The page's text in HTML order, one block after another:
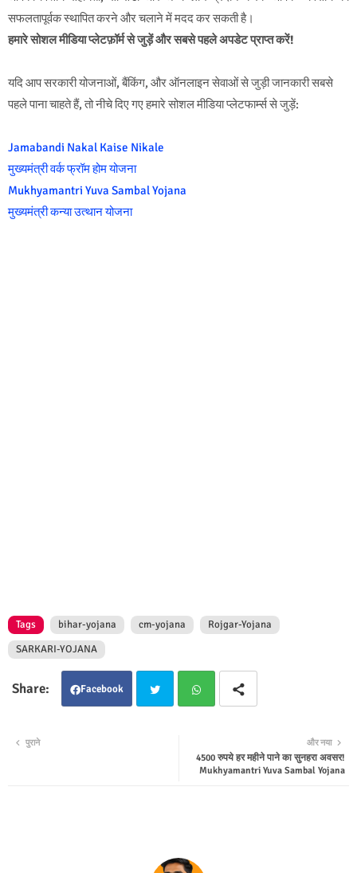
सफलतापूर्वक स्थापित करने और चलाने में मदद कर सकती है।
हमारे सोशल मीडिया प्लेटफ़ॉर्म से जुड़ें और सबसे पहले अपडेट प्राप्त करें!
यदि आप सरकारी योजनाओं, बैंकिंग, और ऑनलाइन सेवाओं से जुड़ी जानकारी सबसे
पहले पाना चाहते हैं, तो नीचे दिए गए हमारे सोशल मीडिया प्लेटफार्म्स से जुड़ें:
Jamabandi Nakal Kaise Nikale
मुख्यमंत्री वर्क फ्रॉम होम योजना
Mukhyamantri Yuva Sambal Yojana
मुख्यमंत्री कन्या उत्थान योजना
Tags bihar-yojana cm-yojana
Rojgar-Yojana
SARKARI-YOJANA
Facebook
tsap
और नया
4500 रुपये हर महीने पाने का सुनहरा अवसर!
Mukhyamantri Yuva Sambal Yojana
पुराने